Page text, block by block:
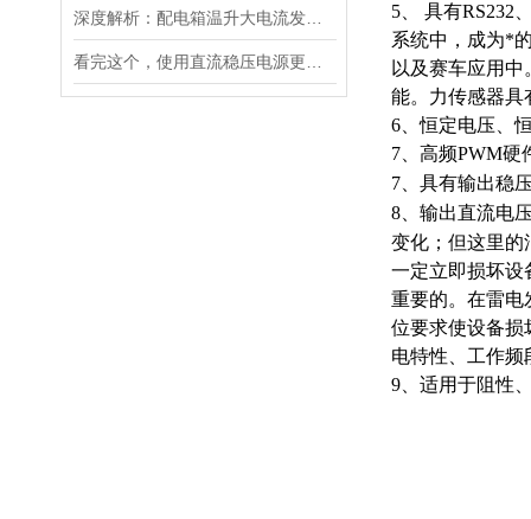
5、 具有RS232
系统中，成为*
以及赛车应用
能。力传感器具
6、恒定电压、
7、高频PWM硬
7、具有输出稳
8、输出直流电
变化；但这里的
一定立即损坏设
重要的。在雷电
位要求使设备损
电特性、工作频
9、适用于阻性